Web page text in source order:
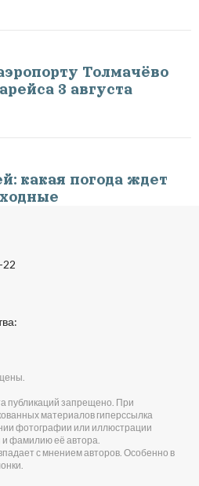
Толмачёво
3 августа
какая погода ждет
публикаций запрещено. При
материалов гиперссылка
фотографии или иллюстрации
и фамилию её автора.
с мнением авторов. Особенно в